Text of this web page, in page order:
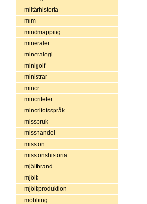
miltärhistoria
mim
mindmapping
mineraler
mineralogi
minigolf
ministrar
minor
minoriteter
minoritetsspråk
missbruk
misshandel
mission
missionshistoria
mjältbrand
mjölk
mjölkproduktion
mobbing